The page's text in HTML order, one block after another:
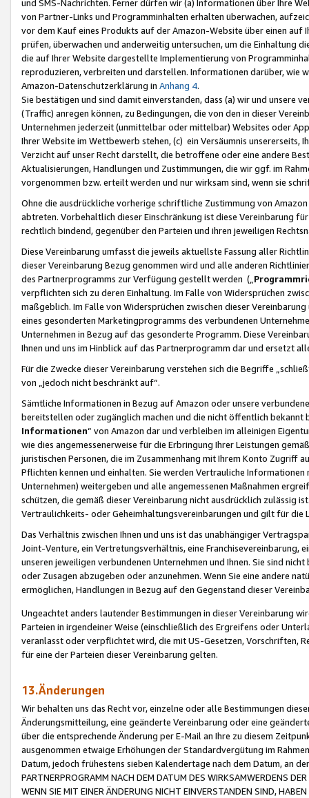
und SMS-Nachrichten. Ferner dürfen wir (a) Informationen über Ihre
von Partner-Links und Programminhalten erhalten überwachen,
vor dem Kauf eines Produkts auf der Amazon-Website über einen
prüfen, überwachen und anderweitig untersuchen, um die Einhaltung
die auf Ihrer Website dargestellte Implementierung von
reproduzieren, verbreiten und darstellen. Informationen darüber, wie
Amazon-Datenschutzerklärung in Anhang 4.
Sie bestätigen und sind damit einverstanden, dass (a) wir und
(Traffic) anregen können, zu Bedingungen, die von den in dieser
Unternehmen jederzeit (unmittelbar oder mittelbar) Websites oder
Ihrer Website im Wettbewerb stehen, (c) ein Versäumnis unsererseits,
Verzicht auf unser Recht darstellt, die betroffene oder eine andere
Aktualisierungen, Handlungen und Zustimmungen, die wir ggf. im
vorgenommen bzw. erteilt werden und nur wirksam sind, wenn sie
Ohne die ausdrückliche vorherige schriftliche Zustimmung von
abtreten. Vorbehaltlich dieser Einschränkung ist diese Vereinbarung
rechtlich bindend, gegenüber den Parteien und ihren jeweiligen
Diese Vereinbarung umfasst die jeweils aktuellste Fassung aller
dieser Vereinbarung Bezug genommen wird und alle anderen
des Partnerprogramms zur Verfügung gestellt werden („
verpflichten sich zu deren Einhaltung. Im Falle von Widersprüchen
maßgeblich. Im Falle von Widersprüchen zwischen dieser
eines gesonderten Marketingprogramms des verbundenen
Unternehmen in Bezug auf das gesonderte Programm. Diese
Ihnen und uns im Hinblick auf das Partnerprogramm dar und ersetzt
Für die Zwecke dieser Vereinbarung verstehen sich die Begriffe
von „jedoch nicht beschränkt auf“.
Sämtliche Informationen in Bezug auf Amazon oder unsere
bereitstellen oder zugänglich machen und die nicht öffentlich
Informationen“ von Amazon dar und verbleiben im alleinigen
wie dies angemessenerweise für die Erbringung Ihrer Leistungen
juristischen Personen, die im Zusammenhang mit Ihrem Konto
Pflichten kennen und einhalten. Sie werden Vertrauliche
Unternehmen) weitergeben und alle angemessenen Maßnahmen
schützen, die gemäß dieser Vereinbarung nicht ausdrücklich zulässig
Vertraulichkeits- oder Geheimhaltungsvereinbarungen und gilt für die
Das Verhältnis zwischen Ihnen und uns ist das unabhängiger
Joint-Venture, ein Vertretungsverhältnis, eine Franchisevereinbarung,
unseren jeweiligen verbundenen Unternehmen und Ihnen. Sie sind
oder Zusagen abzugeben oder anzunehmen. Wenn Sie eine andere
ermöglichen, Handlungen in Bezug auf den Gegenstand dieser
Ungeachtet anders lautender Bestimmungen in dieser Vereinbarung
Parteien in irgendeiner Weise (einschließlich des Ergreifens oder
veranlasst oder verpflichtet wird, die mit US-Gesetzen, Vorschriften,
für eine der Parteien dieser Vereinbarung gelten.
13.Änderungen
Wir behalten uns das Recht vor, einzelne oder alle Bestimmungen
Änderungsmitteilung, eine geänderte Vereinbarung oder eine
über die entsprechende Änderung per E-Mail an Ihre zu diesem
ausgenommen etwaige Erhöhungen der Standardvergütung im
Datum, jedoch frühestens sieben Kalendertage nach dem Datum, an
PARTNERPROGRAMM NACH DEM DATUM DES WIRKSAMWERDENS
WENN SIE MIT EINER ÄNDERUNG NICHT EINVERSTANDEN SIND,